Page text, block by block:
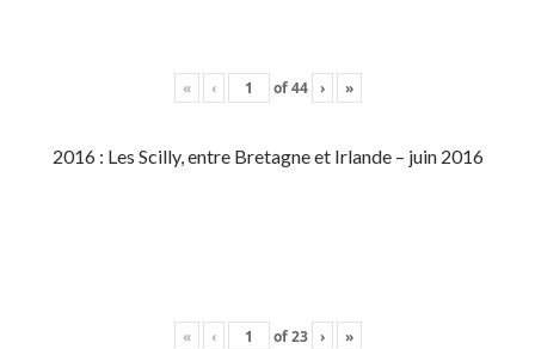
« ‹ of44 › »
2016 : Les Scilly, entre Bretagne et Irlande – juin 2016
« ‹ of23 › »